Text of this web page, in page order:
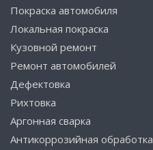
Покраска автомобиля
Локальная покраска
Кузовной ремонт
Ремонт автомобилей
Дефектовка
Рихтовка
Аргонная сварка
Антикоррозийная обработка